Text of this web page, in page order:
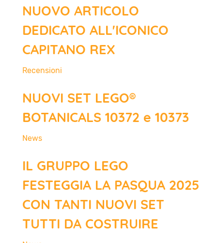
NUOVO ARTICOLO
DEDICATO ALL'ICONICO
CAPITANO REX
Recensioni
NUOVI SET LEGO®
BOTANICALS 10372 e 10373
News
IL GRUPPO LEGO
FESTEGGIA LA PASQUA 2025
CON TANTI NUOVI SET
TUTTI DA COSTRUIRE